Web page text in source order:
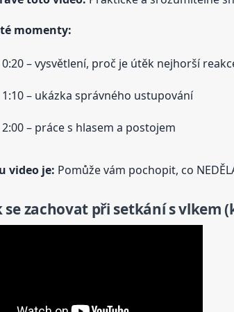
momenty:
0:20 – vysvětlení, proč je útěk nejhorší
1:10 – ukázka správného ustupování
2:00 – práce s hlasem a postojem
videoje: Pomůže vám pochopit, co
se zachovat při setkání s